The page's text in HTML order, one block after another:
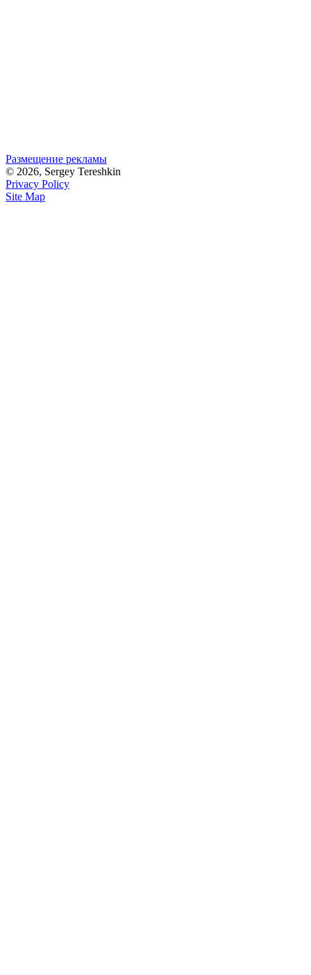
Размещение рекламы
© 2026, Sergey Tereshkin
Privacy Policy
Site Map